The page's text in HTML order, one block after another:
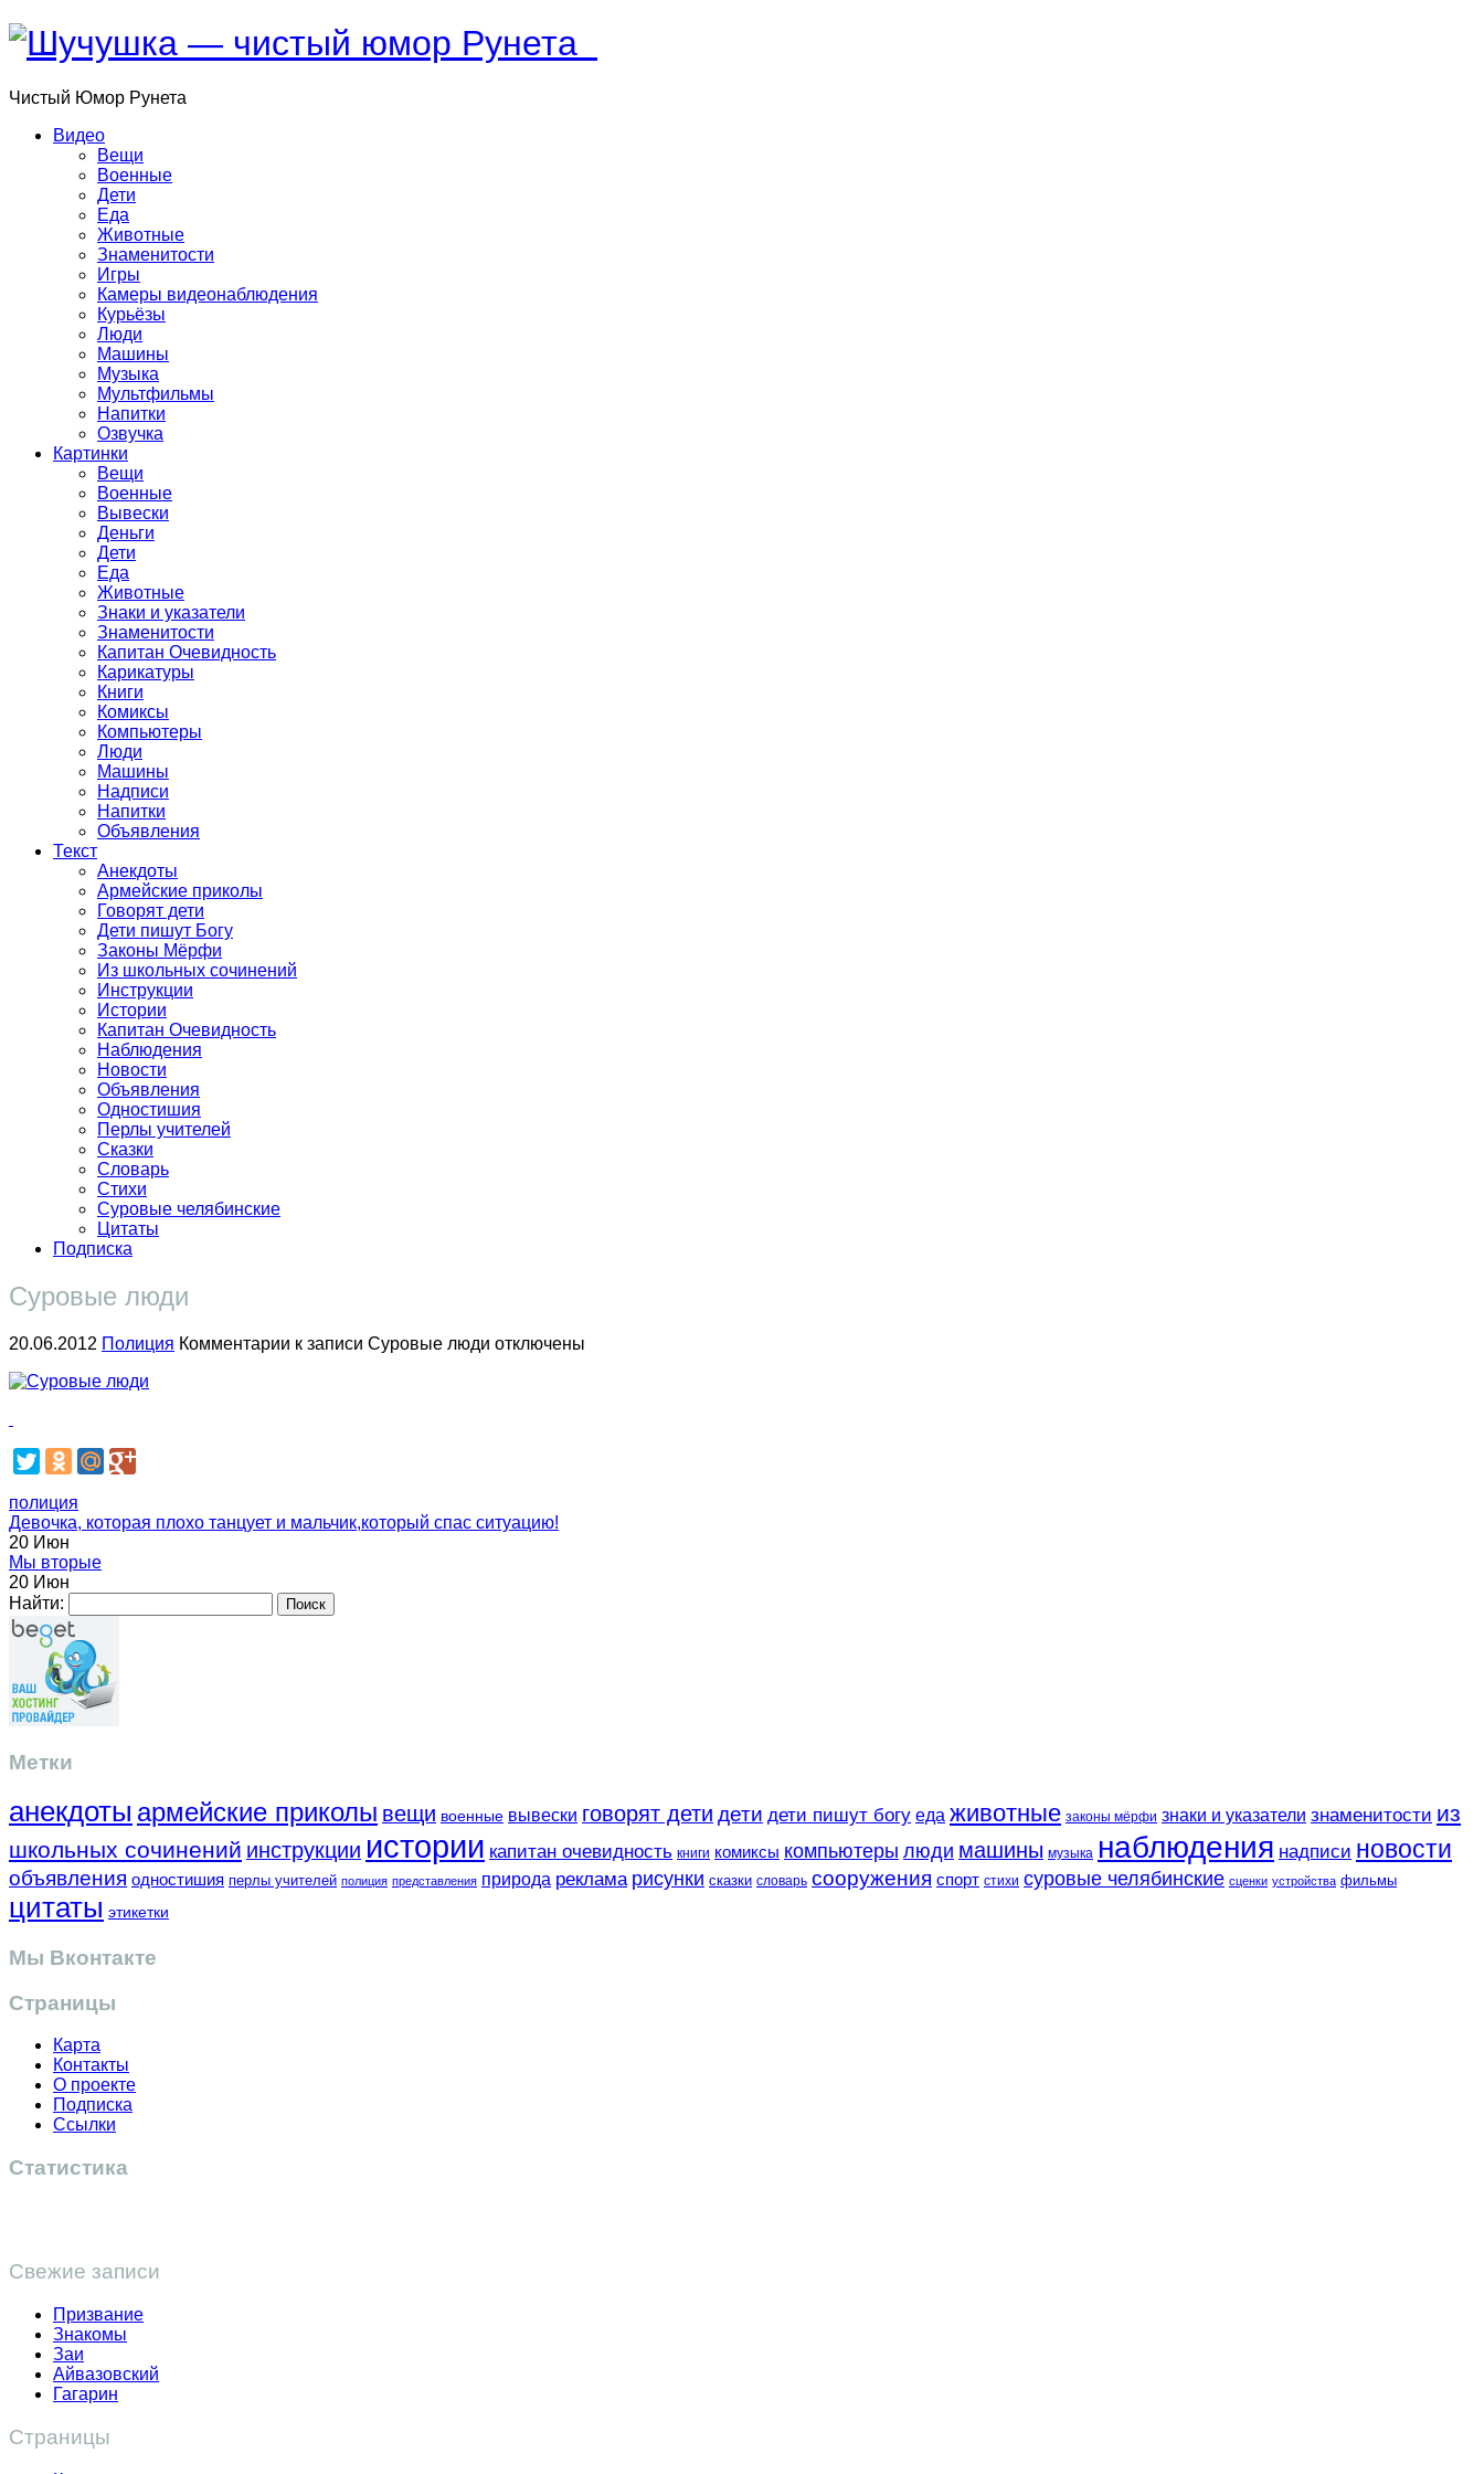
Чистый Юмор Рунета
Видео
Вещи
Военные
Дети
Еда
Животные
Знаменитости
Игры
Камеры видеонаблюдения
Курьёзы
Люди
Машины
Музыка
Мультфильмы
Напитки
Озвучка
Картинки
Вещи
Военные
Вывески
Деньги
Дети
Еда
Животные
Знаки и указатели
Знаменитости
Капитан Очевидность
Карикатуры
Книги
Комиксы
Компьютеры
Люди
Машины
Надписи
Напитки
Объявления
Текст
Анекдоты
Армейские приколы
Говорят дети
Дети пишут Богу
Законы Мёрфи
Из школьных сочинений
Инструкции
Истории
Капитан Очевидность
Наблюдения
Новости
Объявления
Одностишия
Перлы учителей
Сказки
Словарь
Стихи
Суровые челябинские
Цитаты
Подписка
Суровые люди
20.06.2012 Полиция Комментарии к записи Суровые люди отключены
полиция
Девочка, которая плохо танцует и мальчик,который спас ситуацию!
20 Июн
Мы вторые
20 Июн
Найти:
Метки
анекдоты армейские приколы вещи военные вывески говорят дети дети дети пишут богу еда животные законы мёрфи знаки и указатели знаменитости из
школьных сочинений инструкции истории капитан очевидность книги комиксы компьютеры люди машины музыка наблюдения надписи новости
объявления одностишия перлы учителей полиция представления природа реклама рисунки сказки словарь сооружения спорт стихи суровые челябинские сценки устройства фильмы
цитаты этикетки
Мы Вконтакте
Страницы
Карта
Контакты
О проекте
Подписка
Ссылки
Статистика
Свежие записи
Призвание
Знакомы
Заи
Айвазовский
Гагарин
Страницы